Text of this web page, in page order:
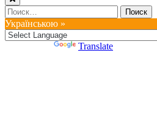
Найти:
Українською »
Translate